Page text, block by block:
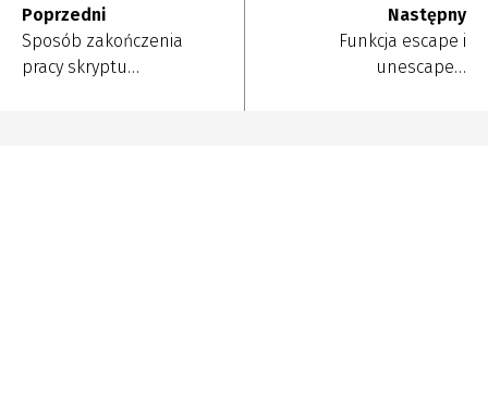
Poprzedni
Sposób zakończenia
pracy skryptu…
Następny
Funkcja escape i
unescape…